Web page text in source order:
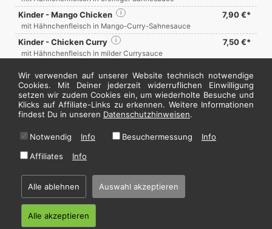
Kinder - Mango Chicken 7,90 €*
i
mit Hähnchenfleisch in Mango-Curry-Sahnesauce
Kinder - Chicken Curry 7,50 €*
i
mit Hähnchenfleisch in milder Currysauce
Jetzt hier bestellen
* Alle Preise in Euro inkl. gesetzl. MwSt. Abbildungen können ggf. abweichen.
Home·Impressum·Datenschutzhinweise
© 2026 Sadhu Restaurant - Hosting by
Wir verwenden auf unserer Website technisch notwendige
Cookies. Mit Deiner jederzeit widerruflichen Einwilligung
setzen wir zudem Cookies ein, um wiederholte Besuche und
Klicks auf Affiliate-Links zu erkennen. Weitere Informationen
findest Du in unseren Datenschutzhinweisen.
Notwendig Info Besuchermessung
Info
Affiliates
Info
Alle ablehnen Auswahl akzeptieren
Alle akzeptieren